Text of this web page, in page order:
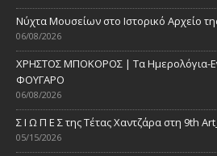
Νύχτα Μουσείων στο Ιστορικό Αρχείο
06/08/2026
ΧΡΗΣΤΟΣ ΜΠΟΚΟΡΟΣ | Τα Ημερολόγια-
ΦΟΥΓΑΡΟ
06/08/2026
Σ Ι Ω Π Ε Σ της Τέτας Χαντζάρα στη 9th
05/15/2026